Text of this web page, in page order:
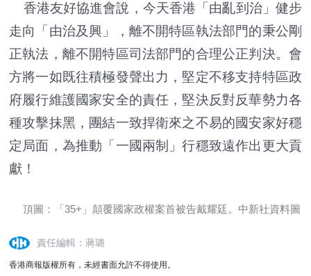
香港友好協進會說，今天香港「由亂到治」健步
走向「由治及興」，離不開特區執法部門的秉公剛
正執法，離不開特區司法部門的合理公正判決。會
方將一如既往積極發聲出力，堅定不移支持特區政
府履行維護國家安全的責任，堅決反對反華勢力各
種攻擊抹黑，團結一致捍衛來之不易的國安家好穩
定局面，為推動「一國兩制」行穩致遠作出更大貢
獻！
頂圖：「35+」顛覆國家政權案首被告戴耀廷。中新社資料圖
責任編輯：蔣璐
香港商報版權所有，未經書面允許不得使用。